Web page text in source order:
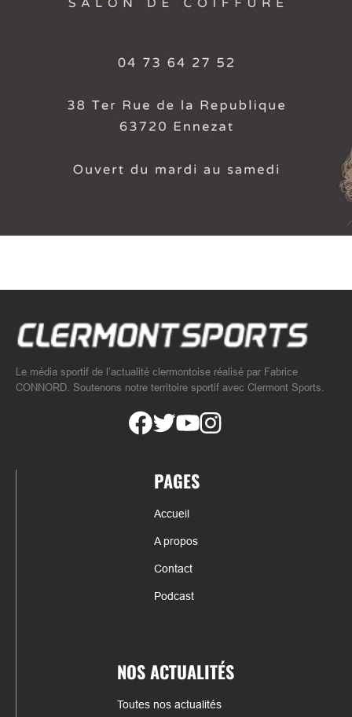
Le média sportif de l’actualité clermontoise réalisé par Fabrice
CONNORD. Soutenons notre territoire sportif avec Clermont Sports.
PAGES
Accueil
A propos
Contact
Podcast
NOS ACTUALITÉS
Toutes nos actualités